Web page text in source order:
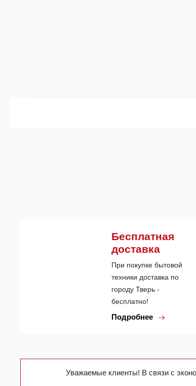
Бесплатная
доставка
При покупке бытовой
техники доставка по
городу Тверь -
бесплатно!
Подробнее
Уважаемые клиенты! В связи с